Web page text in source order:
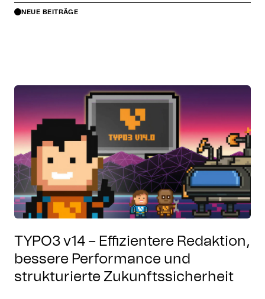
NEUE BEITRÄGE
TYPO3 v14 – Effizientere Redaktion,
bessere Performance und
strukturierte Zukunftssicherheit